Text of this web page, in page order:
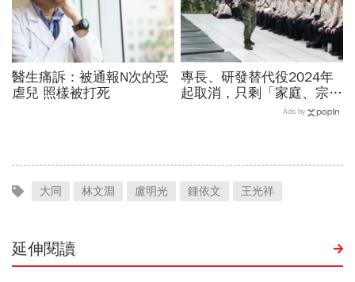
醫生痛訴：被通報N次的受
虐兒 照樣被打死
專長、研發替代役2024年
起取消，只剩「家庭、宗
教」未來也要打靶…申請資
Ads by
大同 林文淵 盧明光 鍾依文 王光祥
延伸閱讀